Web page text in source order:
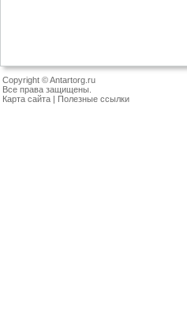
Copyright © Antartorg.ru
Все права защищены.
Карта сайта | Полезные ссылки